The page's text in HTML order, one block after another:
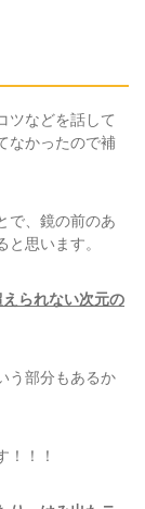
ツなどを話して
なかったので補
で、鏡の前のあ
思います。
られない次元の
う部分もあるか
！！！